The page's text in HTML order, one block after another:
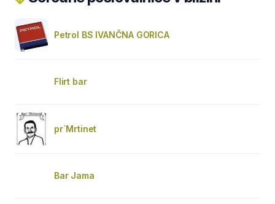
Petrol BS IVANČNA GORICA
Flirt bar
pr`Mrtinet
Bar Jama